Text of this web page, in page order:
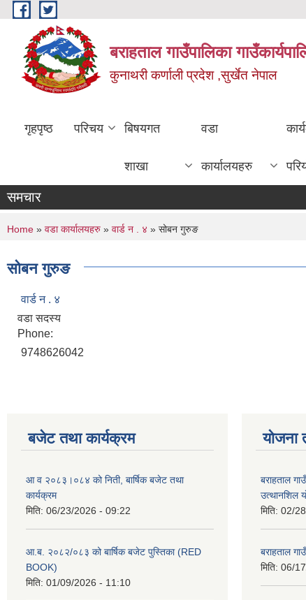
Skip to main content
बराहताल गाउँपालिका
कुनाथरी कर्णाली प्रदेश ,सुर्खेत नेपाल
गृहपृष्ठ परिचय बिषयगत
शाखा
वडा
कार्यालयहरु
समचार
You are here
Home » वडा कार्यालयहरु » वार्ड न . ४ » सोबन गुरुङ
सोबन गुरुङ
वार्ड न . ४
वडा सदस्य
Phone:
9748626042
बजेट तथा कार्यक्रम
आ व २०८३।०८४ को निती, बार्षिक बजेट तथा
कार्यक्रम
मिति: 06/23/2026 - 09:22
आ.ब. २०८२/०८३ को बार्षिक बजेट पुस्तिका (RED
BOOK)
मिति: 01/09/2026 - 11:10
योजना
बराहताल
उत्थानशिल
मिति: 02/
बराहताल
मिति: 06/